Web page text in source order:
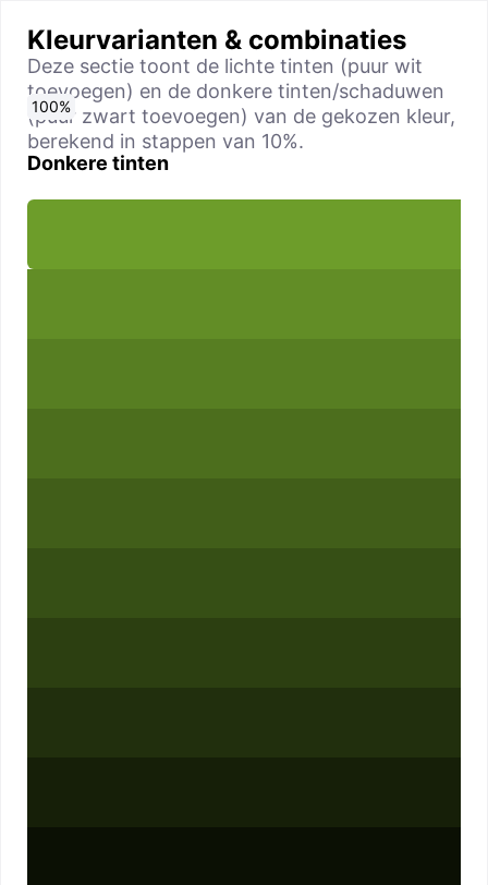
Kleurvarianten & combinaties
Deze sectie toont de lichte tinten (puur wit
toevoegen) en de donkere tinten/schaduwen
(puur zwart toevoegen) van de gekozen kleur,
berekend in stappen van 10%.
Donkere tinten
0%
10%
20%
30%
40%
50%
60%
70%
80%
90%
100%